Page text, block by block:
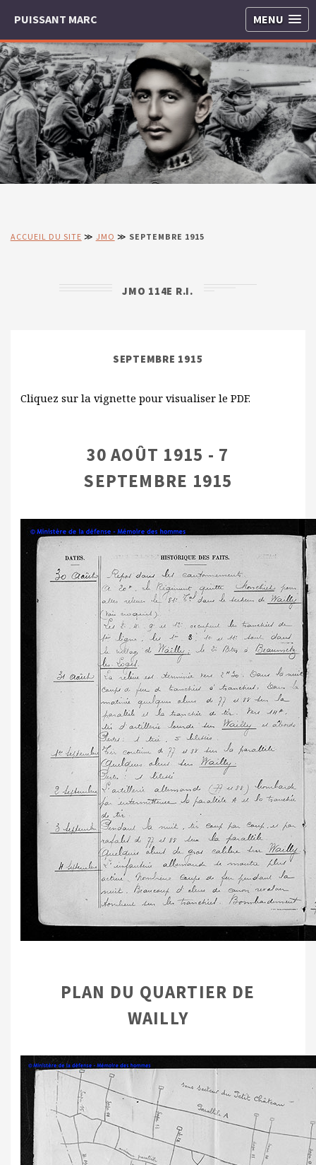
MENU
PUISSANT MARC
ACCUEIL DU SITE ≫ JMO ≫ SEPTEMBRE 1915
JMO 114E R.I.
SEPTEMBRE 1915
Cliquez sur la vignette pour visualiser le PDF.
30 AOÛT 1915 - 7
SEPTEMBRE 1915
PLAN DU QUARTIER DE
WAILLY